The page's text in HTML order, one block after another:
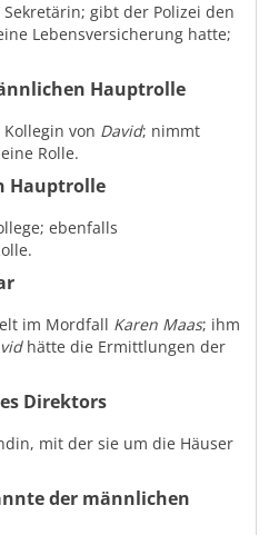
Sekretärin; gibt der Polizei den
Lebensversicherung hatte;
Hauptrolle
von David; nimmt
Rolle.
Hauptrolle
ebenfalls
im Mordfall Karen Maas; ihm
hätte die Ermittlungen der
Direktors
mit der sie um die Häuser
der männlichen